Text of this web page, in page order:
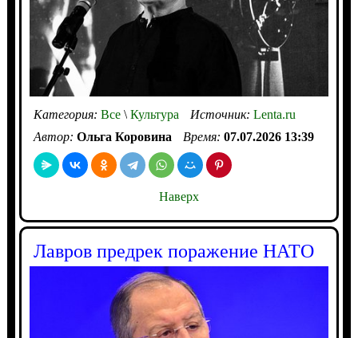
Категория: Все\Культура Источник: Lenta.ru
Автор: Ольга Коровина Время: 07.07.2026 13:39
Наверх
Лавров предрек поражение НАТО